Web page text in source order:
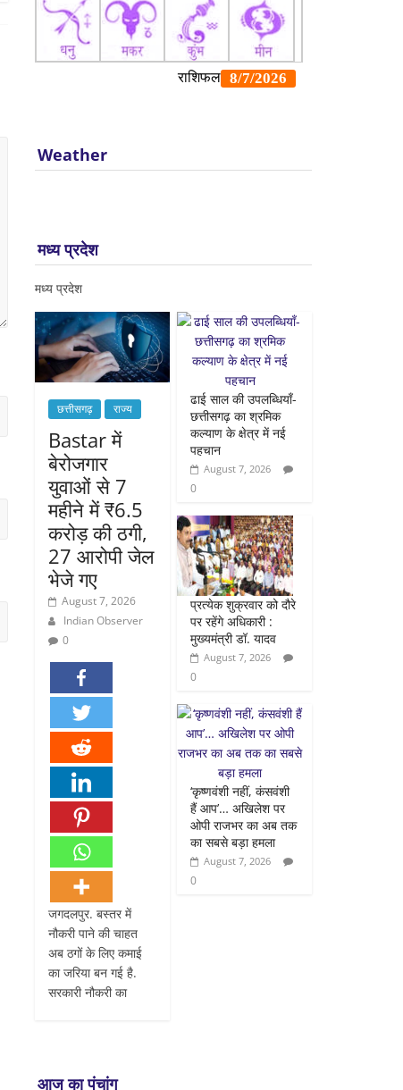
Weather
मध्य प्रदेश
मध्य प्रदेश
छत्तीसगढ़ राज्य
Bastar में
बेरोजगार
युवाओं से 7
महीने में ₹6.5
करोड़ की ठगी,
27 आरोपी जेल
भेजे गए
August 7, 2026
Indian Observer
0
जगदलपुर. बस्तर में
नौकरी पाने की चाहत
अब ठगों के लिए कमाई
का जरिया बन गई है.
सरकारी नौकरी का
ढाई साल की उपलब्धियाँ-
छत्तीसगढ़ का श्रमिक
कल्याण के क्षेत्र में नई
पहचान
August 7, 2026
0
प्रत्येक शुक्रवार को दौरे
पर रहेंगे अधिकारी :
मुख्यमंत्री डॉ. यादव
August 7, 2026
0
‘कृष्णवंशी नहीं, कंसवंशी
हैं आप’… अखिलेश पर
ओपी राजभर का अब तक
का सबसे बड़ा हमला
August 7, 2026
0
आज का पंचांग